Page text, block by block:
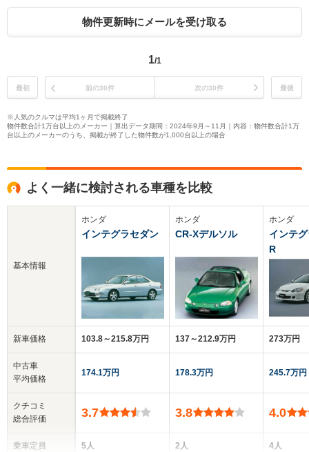
物件更新時にメールを受け取る
1/1
最初 前の30件 次の30件 最後
※人気のクルマは平均1ヶ月で掲載終了
物件数合計1万台以上のメーカー｜算出データ期間：2024年9月～11月｜内容：物件数合計1万
台以上のメーカーのうち、掲載が終了した物件数が1,000台以上の場合
よく一緒に検討される車種を比較
基本情報
新車価格
中古車
平均価格
クチコミ
総合評価
乗車定員
ホンダ
インテグラセダン
103.8～215.8万円
174.1万円
3.7
5人
ホンダ
CR-Xデルソル
137～212.9万円
178.3万円
3.8
2人
ホンダ
インテ
R
273万円
245.7万円
4.0
4人